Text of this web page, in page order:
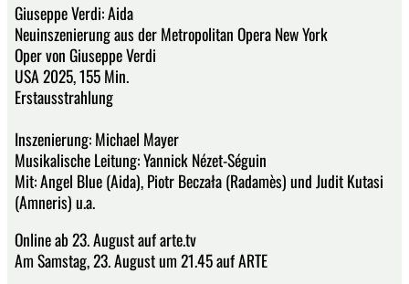
Giuseppe Verdi: Aida
Neuinszenierung aus der Metropolitan Opera New York
Oper von Giuseppe Verdi
USA 2025, 155 Min.
Erstausstrahlung
Inszenierung: Michael Mayer
Musikalische Leitung: Yannick Nézet-Séguin
Mit: Angel Blue (Aida), Piotr Beczała (Radamès) und Judit Kutasi
(Amneris) u.a.
Online ab 23. August auf arte.tv
Am Samstag, 23. August um 21.45 auf ARTE